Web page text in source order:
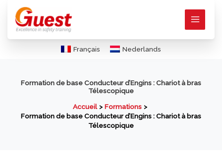
contenu
Français Nederlands
Formation de base Conducteur d’Engins : Chariot à bras
Télescopique
Accueil
Formations
Formation de base Conducteur d’Engins : Chariot à bras
Télescopique